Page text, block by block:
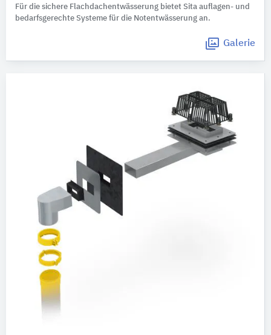
Für die sichere Flachdachentwässerung bietet Sita auflagen- und
bedarfsgerechte Systeme für die Notentwässerung an.
Galerie